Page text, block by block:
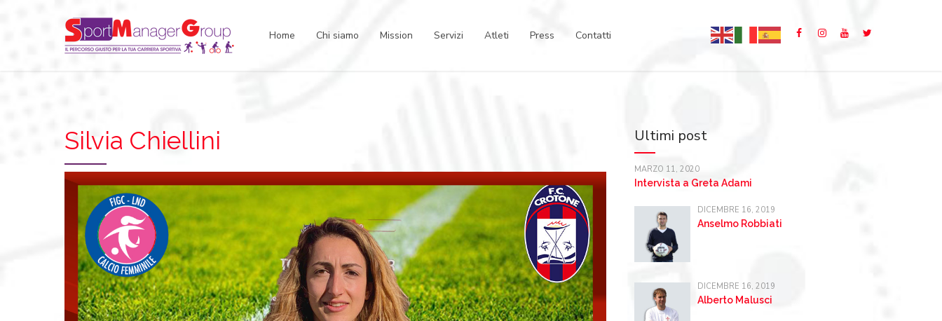
Home Chi siamo Mission Servizi Atleti Press Contatti
Silvia Chiellini Ultimi post
MARZO 11, 2020
Intervista a Greta Adami
DICEMBRE 16, 2019
Anselmo Robbiati
DICEMBRE 16, 2019
Alberto Malusci